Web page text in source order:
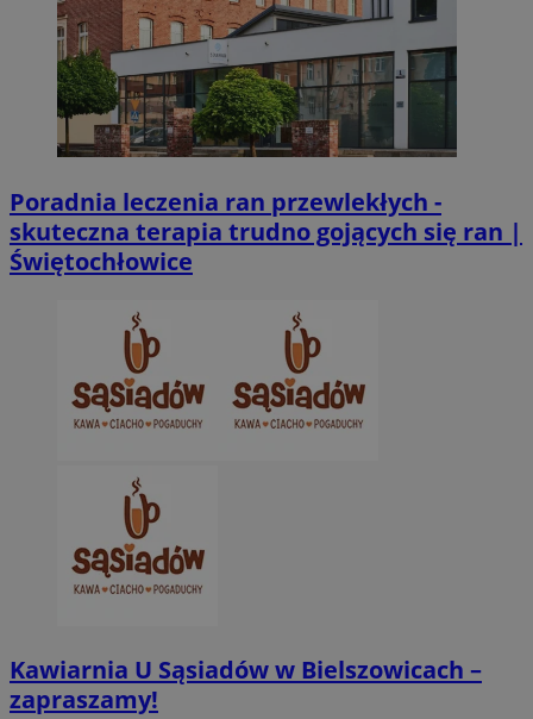
Poradnia leczenia ran przewlekłych -
skuteczna terapia trudno gojących się ran |
Świętochłowice
Kawiarnia U Sąsiadów w Bielszowicach –
zapraszamy!